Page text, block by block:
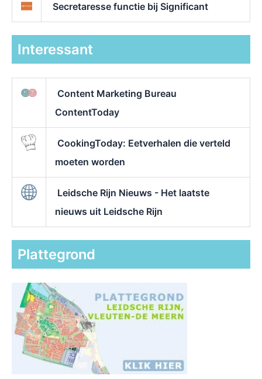
Secretaresse functie bij Significant
Interessant
Content Marketing Bureau
ContentToday
CookingToday: Eetverhalen die verteld
moeten worden
Leidsche Rijn Nieuws - Het laatste
nieuws uit Leidsche Rijn
Plattegrond